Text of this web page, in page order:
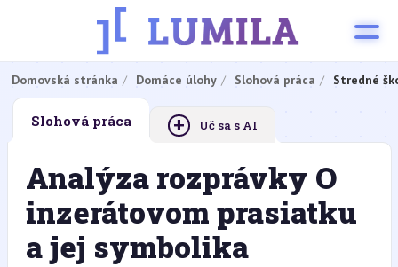
Domovská stránka Domáce úlohy Slohová práca Stredné
Slohová práca + Uč sa s AI
Analýza rozprávky O
inzerátovom prasiatku
a jej symbolika